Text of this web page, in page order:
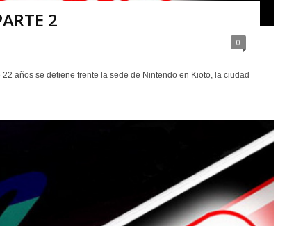
2
0
años se detiene frente la sede de Nintendo en Kioto, la ciudad